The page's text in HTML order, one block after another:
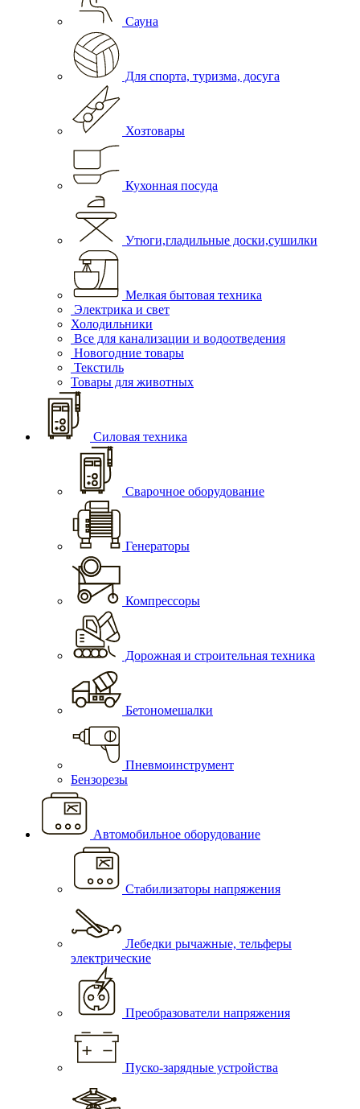
Сауна
Для спорта, туризма, досуга
Хозтовары
Кухонная посуда
Утюги,гладильные доски,сушилки
Мелкая бытовая техника
Электрика и свет
Холодильники
Все для канализации и водоотведения
Новогодние товары
Текстиль
Товары для животных
Силовая техника
Сварочное оборудование
Генераторы
Компрессоры
Дорожная и строительная техника
Бетономешалки
Пневмоинструмент
Бензорезы
Автомобильное оборудование
Стабилизаторы напряжения
Лебедки рычажные, тельферы
электрические
Преобразователи напряжения
Пуско-зарядные устройства